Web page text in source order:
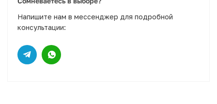
Напишите нам в мессенджер для подробной
консультации: